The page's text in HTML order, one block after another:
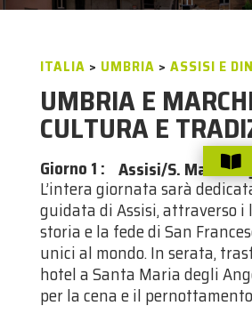
ITALIA > UMBRIA > ASSISI E
UMBRIA E
CULTURA E
Giorno 1 : Assisi/S. Maria
L’intera giornata sarà
guidata di Assisi, attraverso i
storia e la fede di San
unici al mondo. In serata,
hotel a Santa Maria degli
per la cena e il
